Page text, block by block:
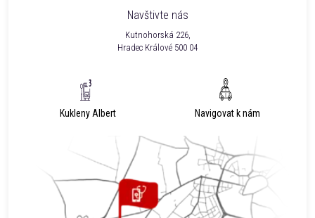
Navštivte nás
Kutnohorská 226,
Hradec Králové 500 04
Kukleny Albert Navigovat k nám